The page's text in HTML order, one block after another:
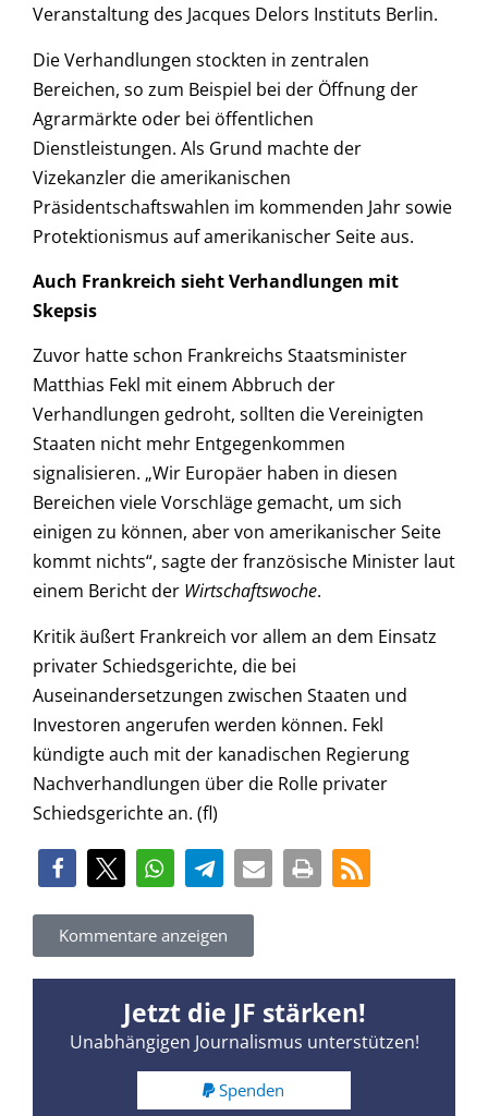
Veranstaltung des Jacques Delors Instituts Berlin.
Die Verhandlungen stockten in zentralen
Bereichen, so zum Beispiel bei der Öffnung der
Agrarmärkte oder bei öffentlichen
Dienstleistungen. Als Grund machte der
Vizekanzler die amerikanischen
Präsidentschaftswahlen im kommenden Jahr sowie
Protektionismus auf amerikanischer Seite aus.
Auch Frankreich sieht Verhandlungen mit
Skepsis
Zuvor hatte schon Frankreichs Staatsminister
Matthias Fekl mit einem Abbruch der
Verhandlungen gedroht, sollten die Vereinigten
Staaten nicht mehr Entgegenkommen
signalisieren. „Wir Europäer haben in diesen
Bereichen viele Vorschläge gemacht, um sich
einigen zu können, aber von amerikanischer Seite
kommt nichts“, sagte der französische Minister laut
einem Bericht der Wirtschaftswoche.
Kritik äußert Frankreich vor allem an dem Einsatz
privater Schiedsgerichte, die bei
Auseinandersetzungen zwischen Staaten und
Investoren angerufen werden können. Fekl
kündigte auch mit der kanadischen Regierung
Nachverhandlungen über die Rolle privater
Schiedsgerichte an. (fl)
Kommentare anzeigen
Jetzt die JF stärken!
Unabhängigen Journalismus unterstützen!
Spenden